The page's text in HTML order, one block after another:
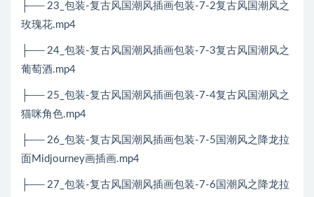
├── 23_包装-复古风国潮风插画包装-7-2复古风国潮风之
玫瑰花.mp4
├── 24_包装-复古风国潮风插画包装-7-3复古风国潮风之
葡萄酒.mp4
├── 25_包装-复古风国潮风插画包装-7-4复古风国潮风之
猫咪角色.mp4
├── 26_包装-复古风国潮风插画包装-7-5国潮风之降龙拉
面Midjourney画插画.mp4
├── 27_包装-复古风国潮风插画包装-7-6国潮风之降龙拉